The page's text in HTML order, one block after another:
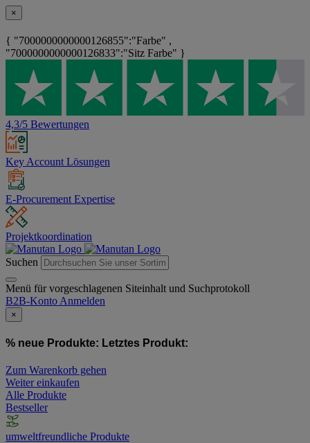
×
{ "7000000000000126855":"Farbe" ,
"7000000000000126833":"Sitz Farbe" }
4,3/5 Bewertungen
Key Account Lösungen
E-Procurement Expertise
Projektkoordination
Suchen
Menü für vorgeschlagenen Siteinhalt und Suchprotokoll
B2B-Konto Anmelden
×
% neue Produkte: Letztes Produkt:
Zum Warenkorb gehen
Weiter einkaufen
Alle Produkte
Bestseller
umweltfreundliche Produkte